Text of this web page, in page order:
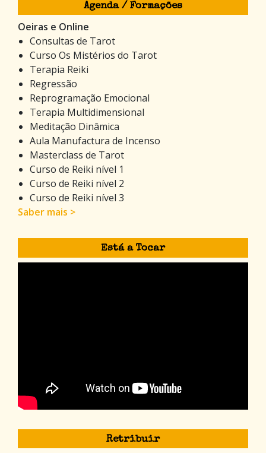
Agenda / Formações
Oeiras e Online
Consultas de Tarot
Curso Os Mistérios do Tarot
Terapia Reiki
Regressão
Reprogramação Emocional
Terapia Multidimensional
Meditação Dinâmica
Aula Manufactura de Incenso
Masterclass de Tarot
Curso de Reiki nível 1
Curso de Reiki nível 2
Curso de Reiki nível 3
Saber mais >
Está a Tocar
Retribuir